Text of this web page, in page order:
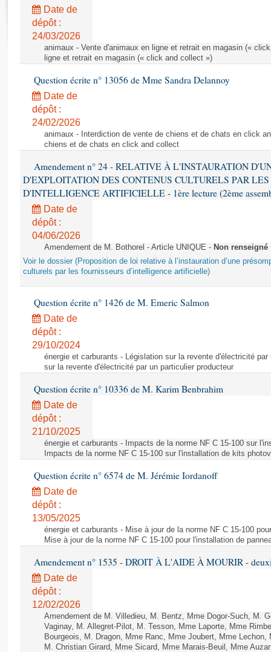
Rapports législatifs
Rapports sur l'application des lois
Baromètre de l’application des lois
Dossiers législatifs
Budget et sécurité sociale
Questions écrites et orales
Comptes rendus des débats
Date de
dépôt :
24/03/2026
animaux - Vente d'animaux en ligne et retrait en magasin («
ligne et retrait en magasin (« click and collect »)
Question écrite n° 13056 de Mme Sandra Delannoy
Date de
dépôt :
24/02/2026
animaux - Interdiction de vente de chiens et de chats en click
chiens et de chats en click and collect
Amendement n° 24 - RELATIVE À L'INSTAURATION
D'EXPLOITATION DES CONTENUS CULTURELS PAR LES
D'INTELLIGENCE ARTIFICIELLE - 1ère lecture (2ème
Date de
dépôt :
04/06/2026
Amendement de M. Bothorel - Article UNIQUE - Non renseigné
Voir le dossier (Proposition de loi relative à l’instauration d’une
culturels par les fournisseurs d’intelligence artificielle)
Question écrite n° 1426 de M. Emeric Salmon
Date de
dépôt :
29/10/2024
énergie et carburants - Législation sur la revente d'électricité
sur la revente d'électricité par un particulier producteur
Question écrite n° 10336 de M. Karim Benbrahim
Date de
dépôt :
21/10/2025
énergie et carburants - Impacts de la norme NF C 15-100 sur
Impacts de la norme NF C 15-100 sur l'installation de kits
Question écrite n° 6574 de M. Jérémie Iordanoff
Date de
dépôt :
13/05/2025
énergie et carburants - Mise à jour de la norme NF C 15-100
Mise à jour de la norme NF C 15-100 pour l'installation de
Amendement n° 1535 - DROIT À L'AIDE À MOURIR -
Date de
dépôt :
12/02/2026
Amendement de M. Villedieu, M. Bentz, Mme Dogor-Such, M.
Vaginay, M. Allegret-Pilot, M. Tesson, Mme Laporte, Mme
Bourgeois, M. Dragon, Mme Ranc, Mme Joubert, Mme
M. Christian Girard, Mme Sicard, Mme Marais-Beuil, Mme